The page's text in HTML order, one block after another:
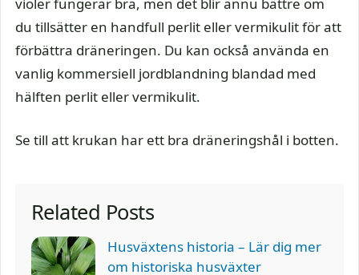
du tillsätter en handfull perlit eller vermikulit för att
förbättra dräneringen. Du kan också använda en
vanlig kommersiell jordblandning blandad med
hälften perlit eller vermikulit.
Se till att krukan har ett bra dräneringshål i botten.
Related Posts
Husväxtens historia – Lär dig mer
om historiska husväxter